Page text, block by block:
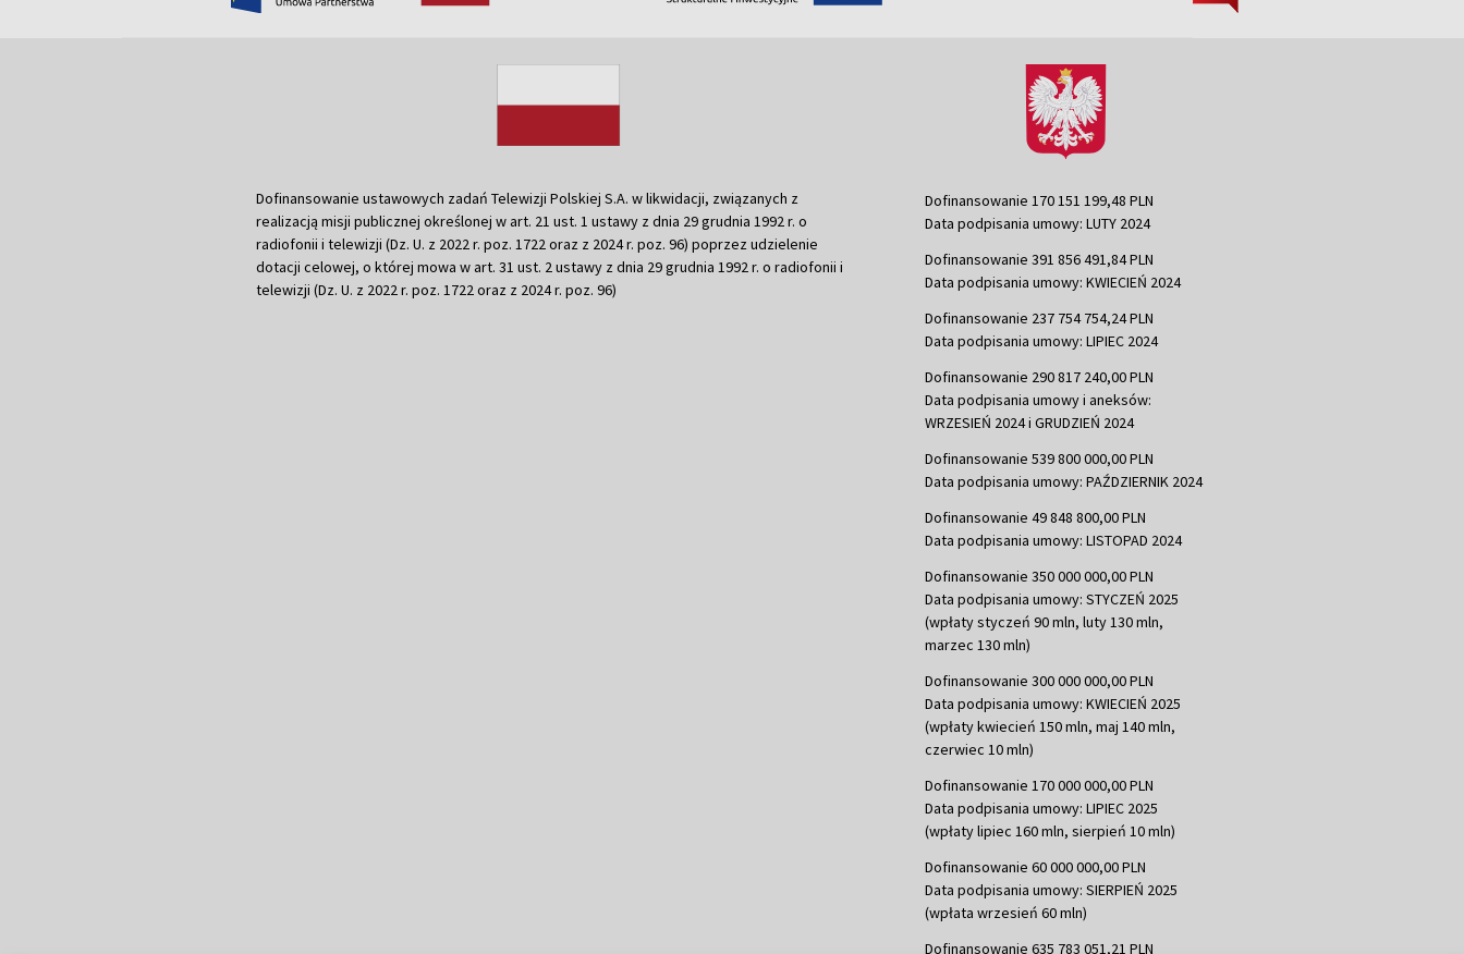
Dofinansowanie ustawowych zadań Telewizji Polskiej S.A. w likwidacji, związanych z
realizacją misji publicznej określonej w art. 21 ust. 1 ustawy z dnia 29 grudnia 1992 r. o
radiofonii i telewizji (Dz. U. z 2022 r. poz. 1722 oraz z 2024 r. poz. 96) poprzez udzielenie
dotacji celowej, o której mowa w art. 31 ust. 2 ustawy z dnia 29 grudnia 1992 r. o radiofonii i
telewizji (Dz. U. z 2022 r. poz. 1722 oraz z 2024 r. poz. 96)
Dofinansowanie 170 151 199,48 PLN
Data podpisania umowy: LUTY 2024
Dofinansowanie 391 856 491,84 PLN
Data podpisania umowy: KWIECIEŃ 2024
Dofinansowanie 237 754 754,24 PLN
Data podpisania umowy: LIPIEC 2024
Dofinansowanie 290 817 240,00 PLN
Data podpisania umowy i aneksów:
WRZESIEŃ 2024 i GRUDZIEŃ 2024
Dofinansowanie 539 800 000,00 PLN
Data podpisania umowy: PAŹDZIERNIK 2024
Dofinansowanie 49 848 800,00 PLN
Data podpisania umowy: LISTOPAD 2024
Dofinansowanie 350 000 000,00 PLN
Data podpisania umowy: STYCZEŃ 2025
(wpłaty styczeń 90 mln, luty 130 mln,
marzec 130 mln)
Dofinansowanie 300 000 000,00 PLN
Data podpisania umowy: KWIECIEŃ 2025
(wpłaty kwiecień 150 mln, maj 140 mln,
czerwiec 10 mln)
Dofinansowanie 170 000 000,00 PLN
Data podpisania umowy: LIPIEC 2025
(wpłaty lipiec 160 mln, sierpień 10 mln)
Dofinansowanie 60 000 000,00 PLN
Data podpisania umowy: SIERPIEŃ 2025
(wpłata wrzesień 60 mln)
Dofinansowanie 635 783 051,21 PLN